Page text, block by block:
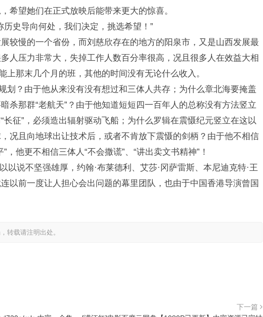
希望她们在正式放映后能带来更大的惊喜。
史导向何处，我们决定，挑选希望！”
较慢的一个省份，而刘慈欣存在的地方的阳泉市，又是山西发展最
人压力非常大，失掉工作人数百分率很高，况且很多人在效益大相
上那末几个月的班，其他的时间没有无论什么收入。
划？由于他从来没有没有想过和三体人共存；为什么章北海要掩盖
杀那群“老航天”？由于他知道短短四一百年人的总称没有方法竖立
长征”，必须造出辐射驱动飞船；为什么罗辑在震慑纪元竖立在这以
况且向地球出让技术后，或者不肯放下震慑的剑柄？由于他不相信
，他更不相信三体人“不会撒谎”、“讲出卖文书精神”！
以说不坚强雄厚，约翰·布莱德利、艾莎·冈萨雷斯、本尼迪克特·王
以前一度让人担心会出问题的幕里团队，也由于中国香港导演曾国
转载请注明出处。
下一篇